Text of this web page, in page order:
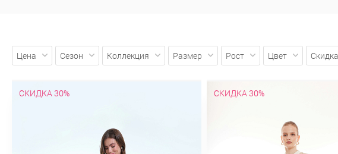
Цена Сезон Коллекция Размер Рост Цвет Скидка
СКИДКА 30% СКИДКА 30%